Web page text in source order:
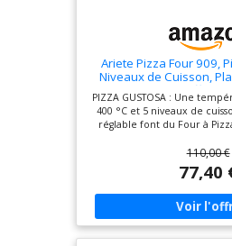
Ariete Pizza Four 909,
Niveaux de Cuisson,
pour Le Réchauffage,
Incluses,
400°C,
PIZZA GUSTOSA : Une
400 °C et 5 niveaux de
réglable font du Four à
directement chez vous
fabriquée dans un
hautes températures, la
une cuisson rapide,
PALETTE EN ACIER
en acier inoxydable, le
Ariete simplifiera vos
110,00 €
77,40